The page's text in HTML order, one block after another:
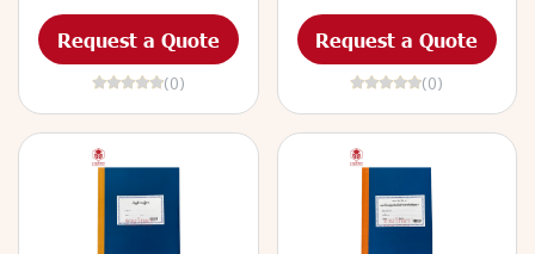
Request a Quote
(0)
Request a Quote
(0)